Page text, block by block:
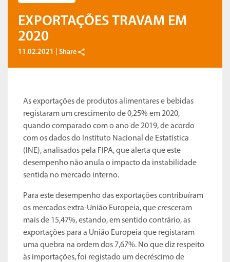
EXPORTAÇÕES TRAVAM EM
2020
11.02.2021 | Share
As exportações de produtos alimentares e bebidas
registaram um crescimento de 0,25% em 2020,
quando comparado com o ano de 2019, de acordo
com os dados do Instituto Nacional de Estatística
(INE), analisados pela FIPA, que alerta que este
desempenho não anula o impacto da instabilidade
sentida no mercado interno.
Para este desempenho das exportações contribuíram
os mercados extra-União Europeia, que cresceram
mais de 15,47%, estando, em sentido contrário, as
exportações para a União Europeia que registaram
uma quebra na ordem dos 7,67%. No que diz respeito
às importações, foi registado um decréscimo de